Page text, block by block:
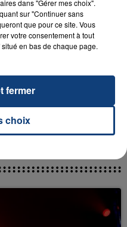
OFENBACH & STARSAILOR
dans "Gérer mes choix".
sur "Continuer sans
que pour ce site. Vous
votre consentement à tout
en bas de chaque page.
choix
fermer